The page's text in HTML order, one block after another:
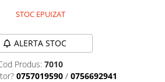
STOC EPUIZAT
ALERTA STOC
Produs: 7010
0757019590 / 0756692941